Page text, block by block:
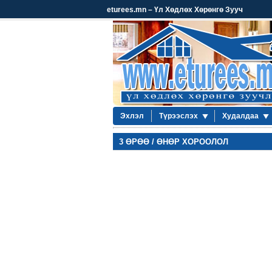
eturees.mn – Үл Хөдлөх Хөрөнгө Зууч
Эхлэл Түрээслэх Худалдаа
3 ӨРӨӨ / ӨНӨР ХОРООЛОЛ